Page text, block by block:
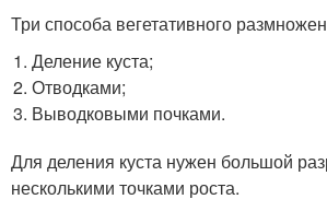
Три способа вегетативного
Деление куста;
Отводками;
Выводковыми почками.
Для деления куста нужен большой
несколькими точками роста.